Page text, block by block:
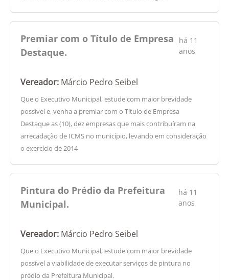
Premiar com o Título de Empresa
Destaque.
há 11
anos
Vereador: Márcio Pedro Seibel
Que o Executivo Municipal, estude com maior brevidade
possível e, venha a premiar com o Título de Empresa
Destaque as (10), dez empresas que mais contribuíram na
arrecadação de ICMS no município, levando em consideração
o exercício de 2014
Pintura do Prédio da Prefeitura
Municipal.
há 11
anos
Vereador: Márcio Pedro Seibel
Que o Executivo Municipal, estude com maior brevidade
possível a viabilidade de executar serviços de pintura no
prédio da Prefeitura Municipal.